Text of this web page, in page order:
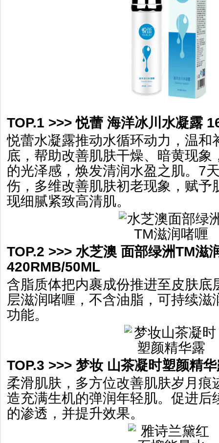
TOP.1 >>> 悦蕾 海洋冰川水凝露
悦蕾水凝露推动水循环动力，温和
底，帮助改善肌肤干燥、暗黄现象
的光泽感，焕发清润水盈之肌。7
伤，多维改善肌肤初老现象，赋予
现细腻紧致高清肌。
TOP.2 >>> 水芝澳 面部绿洲TM滋
420RMB/50ML
含脂质体把内裹成份推进至皮肤底
层滋润啫喱，不含油脂，可持续滋
功能。
TOP.3 >>> 梦妆 山茶凝时塑颜精
柔滑肌肤，多方位改善肌肤岁月痕
造充满生机的弹润年轻肌。促进后
的渗透，并提升效果。